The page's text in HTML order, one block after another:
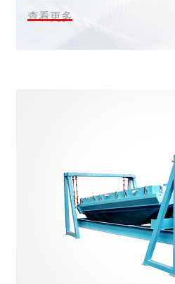
查看更多